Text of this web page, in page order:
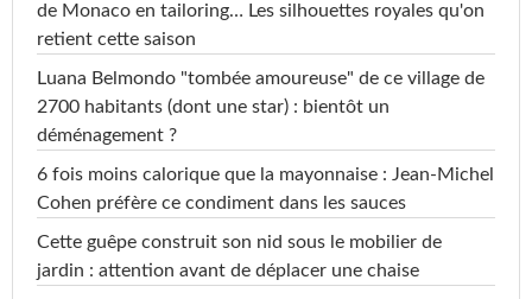
de Monaco en tailoring… Les silhouettes royales qu'on
retient cette saison
Luana Belmondo "tombée amoureuse" de ce village de
2700 habitants (dont une star) : bientôt un
déménagement ?
6 fois moins calorique que la mayonnaise : Jean-Michel
Cohen préfère ce condiment dans les sauces
Cette guêpe construit son nid sous le mobilier de
jardin : attention avant de déplacer une chaise